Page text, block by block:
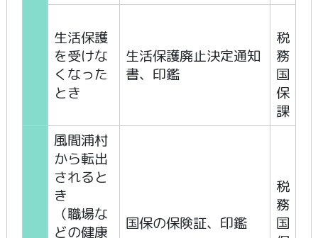
生活保護
を受けな
くなった
とき
生活保護廃止決定通知
書、印鑑
税
務
国
保
課
風間浦村
から転出
されると
き
（職場な
どの健康
国保の保険証、印鑑
税
務
国